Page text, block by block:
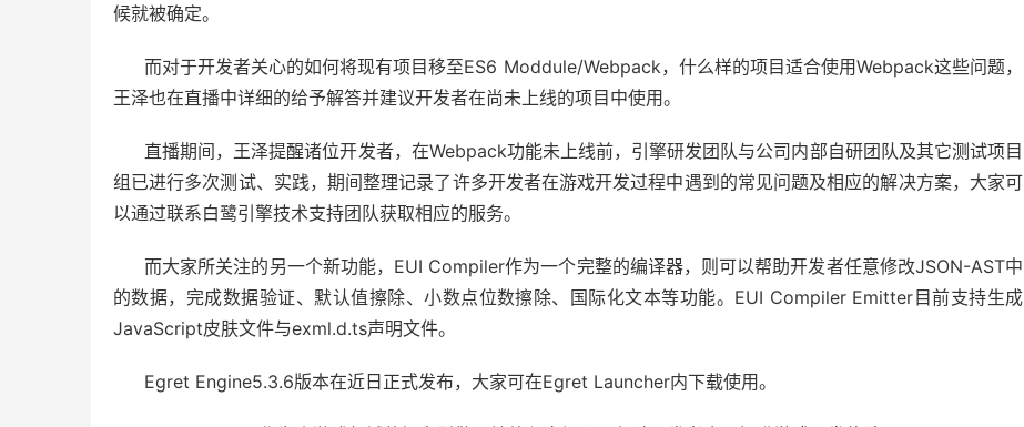
候就被确定。
而对于开发者关心的如何将现有项目移至ES6 Moddule/Webpack，什么样的项目适合使用Webpack这些问题，
王泽也在直播中详细的给予解答并建议开发者在尚未上线的项目中使用。
直播期间，王泽提醒诸位开发者，在Webpack功能未上线前，引擎研发团队与公司内部自研团队及其它测试项目
组已进行多次测试、实践，期间整理记录了许多开发者在游戏开发过程中遇到的常见问题及相应的解决方案，大家可
以通过联系白鹭引擎技术支持团队获取相应的服务。
而大家所关注的另一个新功能，EUI Compiler作为一个完整的编译器，则可以帮助开发者任意修改JSON-AST中
的数据，完成数据验证、默认值擦除、小数点位数擦除、国际化文本等功能。EUI Compiler Emitter目前支持生成
JavaScript皮肤文件与exml.d.ts声明文件。
Egret Engine5.3.6版本在近日正式发布，大家可在Egret Launcher内下载使用。